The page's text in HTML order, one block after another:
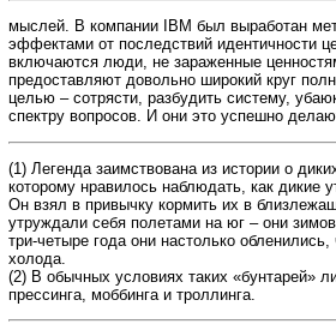
мыслей. В компании IBM был выработан
эффектами от последствий идентичности
включаются люди, не зараженные
предоставляют довольно широкий круг
целью – сотрясти, разбудить систему,
спектру вопросов. И они это успешно
(1) Легенда заимствована из истории о
которому нравилось наблюдать, как дикие
Он взял в привычку кормить их в
утруждали себя полетами на юг – они
три-четыре года они настолько
холода.
(2) В обычных условиях таких «бунтарей»
прессинга, моббинга и троллинга.